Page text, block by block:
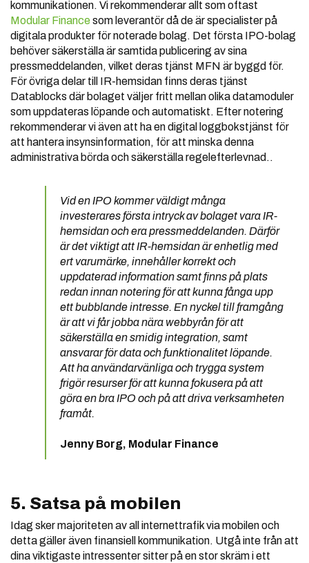
kommunikationen. Vi rekommenderar allt som oftast
Modular Financesom leverantör då de är specialister på
digitala produkter för noterade bolag. Det första IPO-bolag
behöver säkerställa är samtida publicering av sina
pressmeddelanden, vilket deras tjänst MFN är byggd för.
För övriga delar till IR-hemsidan finns deras tjänst
Datablocks där bolaget väljer fritt mellan olika datamoduler
som uppdateras löpande och automatiskt. Efter notering
rekommenderar vi även att ha en digital loggbokstjänst för
att hantera insynsinformation, för att minska denna
administrativa börda och säkerställa regelefterlevnad..
Vid en IPO kommer väldigt många
investerares första intryck av bolaget vara IR-
hemsidan och era pressmeddelanden. Därför
är det viktigt att IR-hemsidan är enhetlig med
ert varumärke, innehåller korrekt och
uppdaterad information samt finns på plats
redan innan notering för att kunna fånga upp
ett bubblande intresse. En nyckel till framgång
är att vi får jobba nära webbyrån för att
säkerställa en smidig integration, samt
ansvarar för data och funktionalitet löpande.
Att ha användarvänliga och trygga system
frigör resurser för att kunna fokusera på att
göra en bra IPO och på att driva verksamheten
framåt.
Jenny Borg, Modular Finance
5. Satsa på mobilen
Idag sker majoriteten av all internettrafik via mobilen och
detta gäller även finansiell kommunikation. Utgå inte från att
dina viktigaste intressenter sitter på en stor skräm i ett